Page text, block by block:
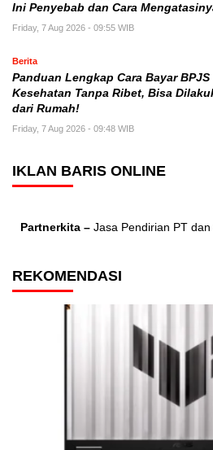
Ini Penyebab dan Cara
Friday, 7 Aug 2026 - 09:55 WIB
Berita
Panduan Lengkap Cara Bayar BPJS
Kesehatan Tanpa Ribet, Bisa
dari Rumah!
Friday, 7 Aug 2026 - 09:48 WIB
IKLAN BARIS ONLINE
Partnerkita – Jasa Pendirian PT
REKOMENDASI